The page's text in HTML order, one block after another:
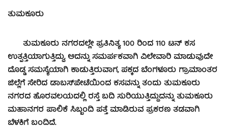
ತುಮಕೂರು
ತುಮಕೂರು ನಗರದಲ್ಲೇ ಪ್ರತಿನಿತ್ಯ 100 ರಿಂದ 110 ಟನ್ ಕಸ
ಉತ್ಪತ್ತಿಯಾಗುತ್ತಿದ್ದು, ಅದನ್ನು ಸಮರ್ಪಕವಾಗಿ ವಿಲೇವಾರಿ ಮಾಡುವುದೇ
ದೊಡ್ಡ ಸಮಸ್ಯೆಯಾಗಿ ಕಾಡುತ್ತಿರುವಾಗ, ಪಕ್ಕದ ಬೆಂಗಳೂರು ಗ್ರಾಮಾಂತರ
ಜಿಲ್ಲೆಗೆ ಸೇರಿದ ಡಾಬಸ್‌ಪೇಟೆಯಿಂದ ಕಸವನ್ನು ತಂದು ತುಮಕೂರು
ನಗರದ ಹೊರವಲಯದಲ್ಲಿ ರಸ್ತೆ ಬದಿ ಸುರಿಯುತ್ತಿದ್ದುದನ್ನು ತುಮಕೂರು
ಮಹಾನಗರ ಪಾಲಿಕೆ ಸಿಬ್ಬಂದಿ ಪತ್ತೆ ಮಾಡಿರುವ ಪ್ರಕರಣ ತಡವಾಗಿ
ಬೆಳಕಿಗೆ ಬಂದಿದೆ.